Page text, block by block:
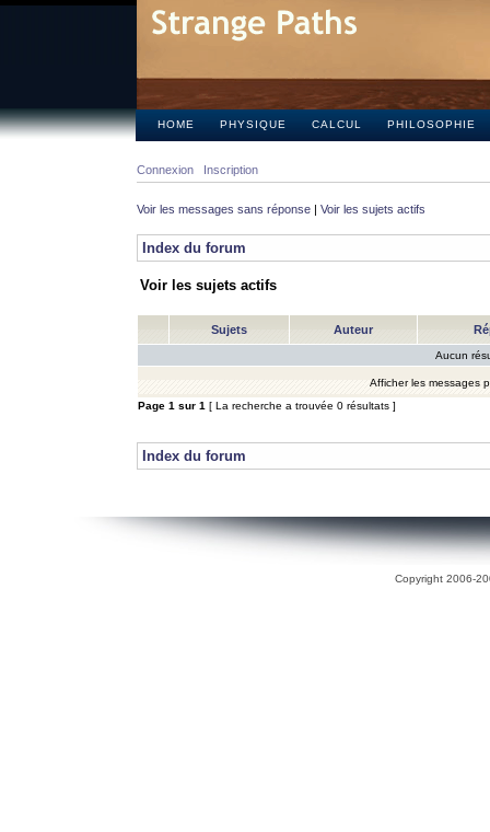
HOME PHYSIQUE CALCUL PHILOSOPHIE
Connexion Inscription
Voir les messages sans réponse | Voir les sujets actifs
Index du forum
Voir les sujets actifs
Sujets Auteur
Aucun
Afficher les messages
Page 1 sur 1 [ La recherche a trouvée 0 résultats ]
Index du forum
Copyright 2006-